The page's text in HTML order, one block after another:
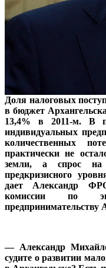
Доля налоговых
в бюджет
13,4% в 2011-м. В
индивидуальных
количественных
практически не
земли, а спрос на
предкризисного
дает Александр
комиссии по
предпринимательству
— Александр
судите о развитии